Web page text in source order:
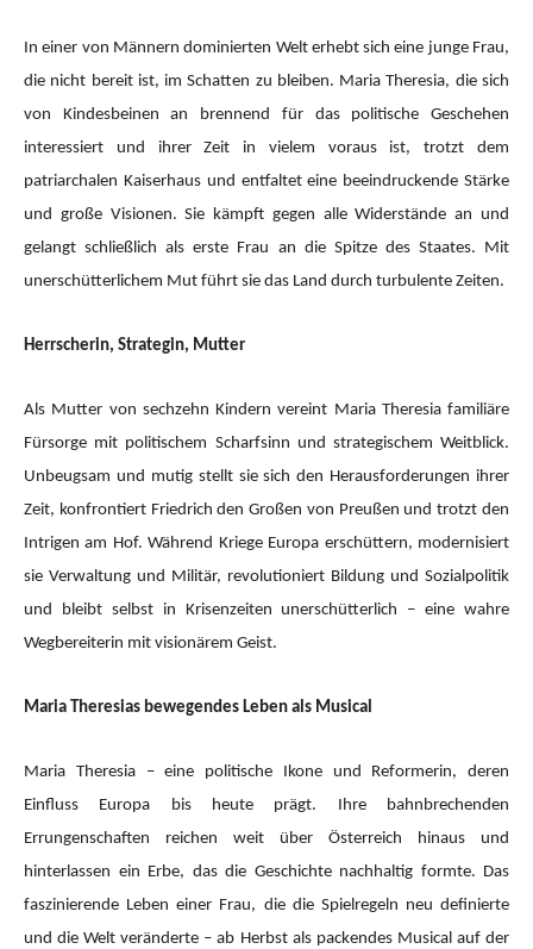
In einer von Männern dominierten Welt erhebt sich eine junge Frau,
die nicht bereit ist, im Schatten zu bleiben. Maria Theresia, die sich
von Kindesbeinen an brennend für das politische Geschehen
interessiert und ihrer Zeit in vielem voraus ist, trotzt dem
patriarchalen Kaiserhaus und entfaltet eine beeindruckende Stärke
und große Visionen. Sie kämpft gegen alle Widerstände an und
gelangt schließlich als erste Frau an die Spitze des Staates. Mit
unerschütterlichem Mut führt sie das Land durch turbulente Zeiten.
Herrscherin, Strategin, Mutter
Als Mutter von sechzehn Kindern vereint Maria Theresia familiäre
Fürsorge mit politischem Scharfsinn und strategischem Weitblick.
Unbeugsam und mutig stellt sie sich den Herausforderungen ihrer
Zeit, konfrontiert Friedrich den Großen von Preußen und trotzt den
Intrigen am Hof. Während Kriege Europa erschüttern, modernisiert
sie Verwaltung und Militär, revolutioniert Bildung und Sozialpolitik
und bleibt selbst in Krisenzeiten unerschütterlich – eine wahre
Wegbereiterin mit visionärem Geist.
Maria Theresias bewegendes Leben als Musical
Maria Theresia – eine politische Ikone und Reformerin, deren
Einfluss Europa bis heute prägt. Ihre bahnbrechenden
Errungenschaften reichen weit über Österreich hinaus und
hinterlassen ein Erbe, das die Geschichte nachhaltig formte. Das
faszinierende Leben einer Frau, die die Spielregeln neu definierte
und die Welt veränderte – ab Herbst als packendes Musical auf der